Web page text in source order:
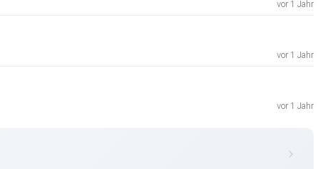
vor 1 Jahr
vor 1 Jahr
vor 1 Jahr